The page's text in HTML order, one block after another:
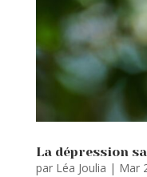
La dépression
par Léa Joulia | Mar